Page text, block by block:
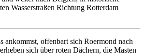
Wasserstraßen Richtung Rotterdam
ankommst, offenbart sich Roermond nach
sich über roten Dächern, die Masten